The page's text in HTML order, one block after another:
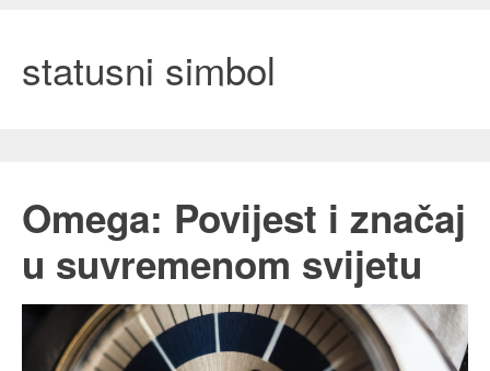
statusni simbol
Omega: Povijest i značaj
u suvremenom svijetu